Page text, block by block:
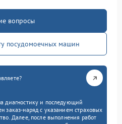
вопросы
посудомоечных машин
диагностику и последующий
заказ-наряд с указанием страховых
Далее, после выполнения работ